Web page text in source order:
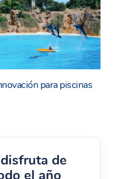
para piscinas
de